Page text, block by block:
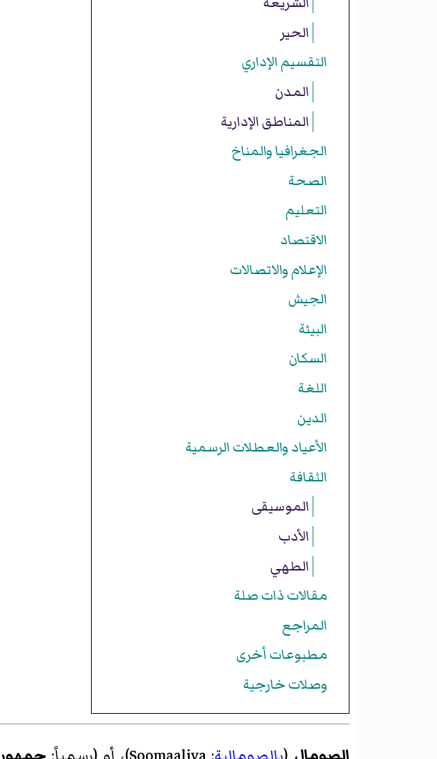
الحير
التقسيم الإداري
المدن
المناطق الإدارية
الجغرافيا والمناخ
الصحة
التعليم
الاقتصاد
الإعلام والاتصالات
الجيش
البيئة
السكان
اللغة
الدين
الأعياد والعطلات الرسمية
الثقافة
الموسيقى
الأدب
الطهي
مقالات ذات صلة
المراجع
مطبوعات أخرى
وصلات خارجية